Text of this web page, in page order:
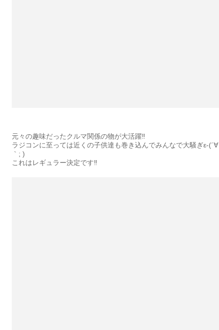
元々の趣味だったクルマ関係の物が大活躍‼︎
ラジコンに至っては近くの子供達も巻き込んでみんなで大騒ぎε-(´∀
｀; )
これはレギュラー決定です‼︎